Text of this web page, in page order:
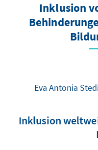
Inklusion
Eva Antonia
Inklusion